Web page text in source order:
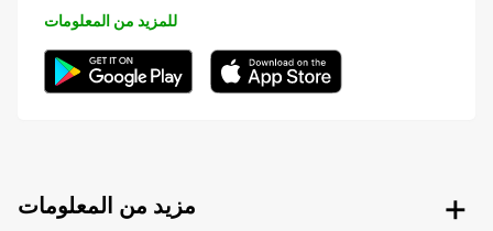
للمزيد من المعلومات
مزيد من المعلومات